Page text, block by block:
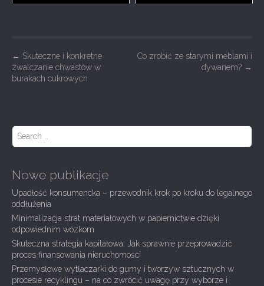
P
o
n
a
i
g
a
t
i
o
n
← Skuteczne i konkretne
zwalczanie chwastów w
burakach cukrowych
Co zrobić ze starymi meblami i
dywanem? →
S
c
f
o
r
:
Nowe publikacje
Upadłość konsumencka – przewodnik krok po kroku do legalnego
oddłużenia
Minimalizacja strat materiałowych w papiernictwie dzięki
odpowiednim wózkom
Skuteczna strategia kapitałowa: Jak sprawnie przeprowadzić
proces finansowania nieruchomości
Przemysłowe wytłaczarki do gumy i tworzyw sztucznych w
procesie recyklingu – na co zwrócić uwagę przy wyborze i